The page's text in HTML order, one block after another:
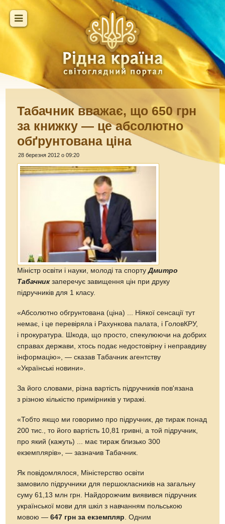
Табачник вважає, що 650 грн
за книжку — це абсолютно
обґрунтована ціна
28 березня 2012 о 09:20
Міністр освіти і науки, молоді та спортуДмитро
Табачникзаперечує завищення цін при друку
підручників для 1 класу.
«Абсолютно обгрунтована (ціна) ... Ніякої сенсації тут
немає, і це перевіряла і Рахункова палата, і ГоловКРУ,
і прокуратура. Шкода, що просто, спекулюючи на добрих
справах держави, хтось подає недостовірну і неправдиву
інформацію», — сказав Табачник агентству
«Українські новини».
За його словами, різна вартість підручників пов'язана
з різною кількістю примірників у тиражі.
«Тобто якщо ми говоримо про підручник, де тираж понад
200 тис., то його вартість 10,81 гривні, а той підручник,
про який (кажуть) ... має тираж близько 300
екземплярів», — зазначив Табачник.
Як повідомлялося, Міністерство освіти
замовило підручники для першокласників на загальну
суму 61,13 млн грн. Найдорожчим виявився підручник
української мови для шкіл з навчанням польською
мовою —647 грн за екземпляр . Одним